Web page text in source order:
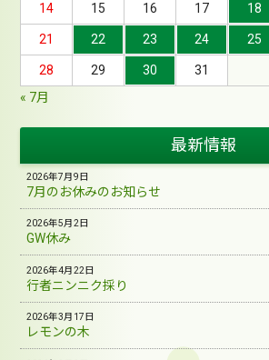
14 15 16 17 18
21 22 23 24 25
28 29 30
31
« 7月
最新情報
7月のお休みのお知らせ
2026年7月9日
GW休み
2026年5月2日
行者ニンニク採り
2026年4月22日
レモンの木
2026年3月17日